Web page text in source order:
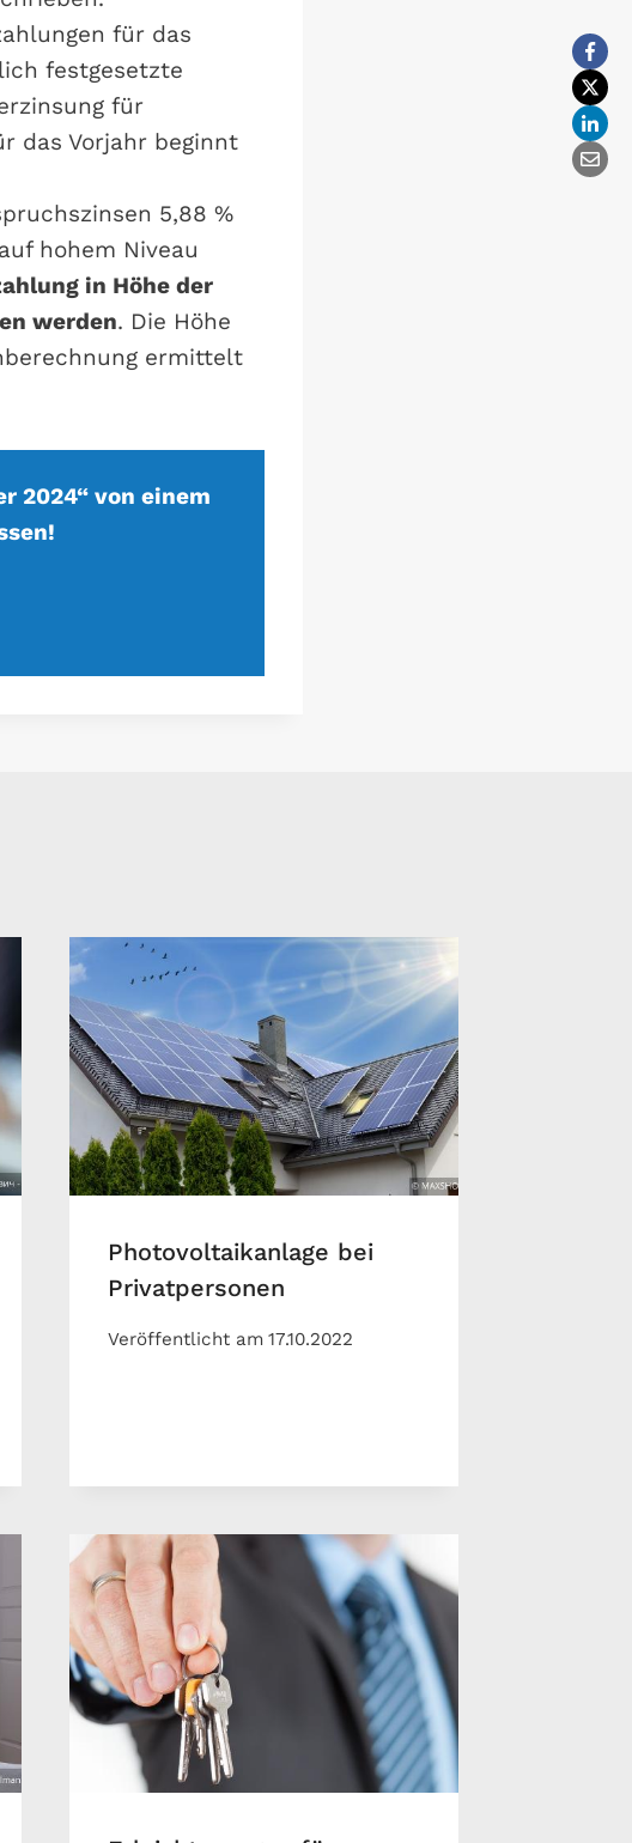
für das
festgesetzte
für
das Vorjahr beginnt
5,88 %
hohem Niveau
in Höhe der
werden. Die Höhe
ermittelt
2024“ von einem
Photovoltaikanlage bei
Privatpersonen
Veröffentlicht am 17.10.2022